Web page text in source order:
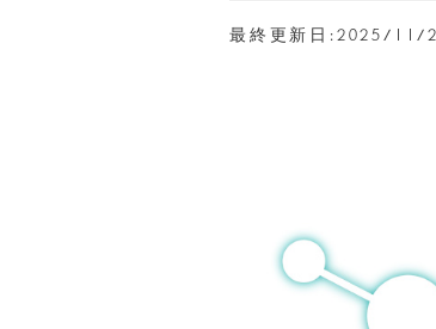
最終更新日:2025/11/